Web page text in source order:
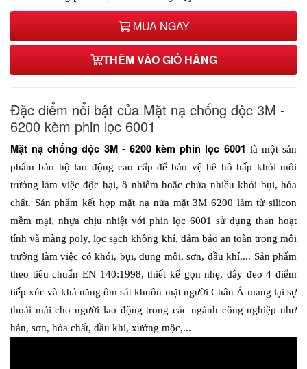
MUA NGAY
THÊM VÀO GIỎ HÀNG
Đặc điểm nổi bật của Mặt nạ chống độc 3M -
6200 kèm phin lọc 6001
Mặt nạ chống độc 3M - 6200 kèm phin lọc 6001 là một sản
phẩm bảo hộ lao động cao cấp để bảo vệ hệ hô hấp khỏi môi
trường làm việc độc hại, ô nhiễm hoặc chứa nhiều khói bụi, hóa
chất. Sản phẩm kết hợp mặt nạ nửa mặt 3M 6200 làm từ silicon
mềm mại, nhựa chịu nhiệt với phin lọc 6001 sử dụng than hoạt
tính và màng poly, lọc sạch không khí, đảm bảo an toàn trong môi
trường làm việc có khói, bụi, dung môi, sơn, dầu khí,... Sản phẩm
theo tiêu chuẩn EN 140:1998, thiết kế gọn nhẹ, dây đeo 4 điểm
tiếp xúc và khả năng ôm sát khuôn mặt người Châu Á mang lại sự
thoải mái cho người lao động trong các ngành công nghiệp như
hàn, sơn, hóa chất, dầu khí, xưởng mộc,...